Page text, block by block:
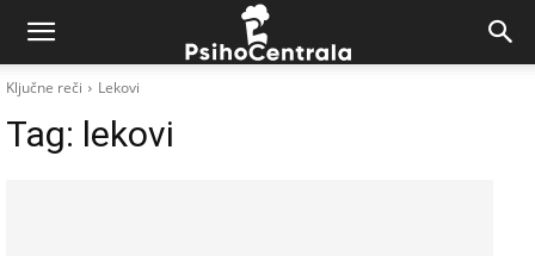
Ključne reči Lekovi
Tag: lekovi